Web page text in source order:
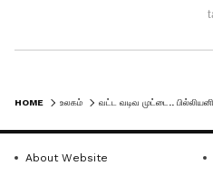
HOME உலகம்
About Website